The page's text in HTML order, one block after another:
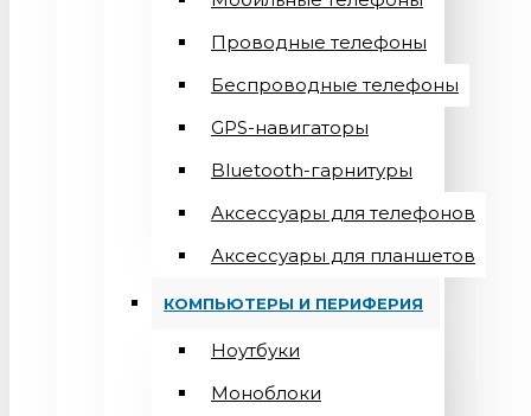
Проводные телефоны
Беспроводные телефоны
GPS-навигаторы
Bluetooth-гарнитуры
Аксессуары для телефонов
Аксессуары для планшетов
КОМПЬЮТЕРЫ И ПЕРИФЕРИЯ
Ноутбуки
Моноблоки